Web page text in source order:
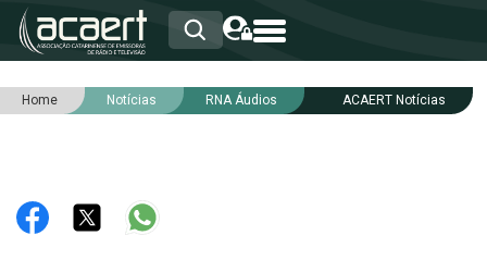
HOME
RNA
NOTÍCIAS
Home Notícias RNA Áudios ACAERT Notícias